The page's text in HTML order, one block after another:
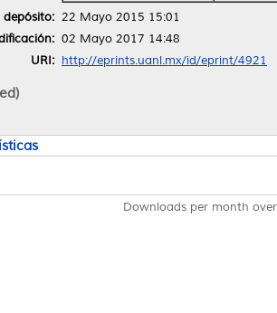
depósito: 22 Mayo 2015 15:01
02 Mayo 2017 14:48
URI: http://eprints.uanl.mx/id/eprint/4921
Downloads per month